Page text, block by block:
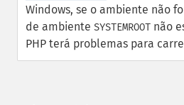
Windows, se o ambiente não
de ambiente SYSTEMROOT não
PHP terá problemas para